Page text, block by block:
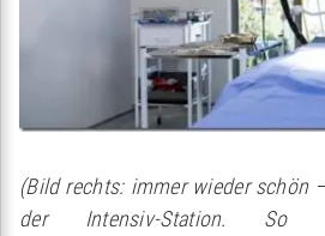
(Bild rechts: immer wieder schön
der Intensiv-Station.